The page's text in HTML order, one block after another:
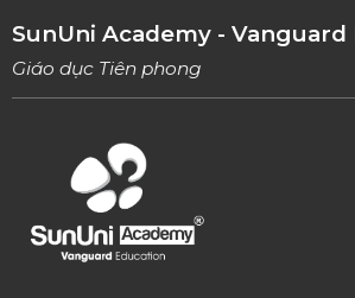
SunUni Academy - Vanguard
Giáo dục Tiên phong